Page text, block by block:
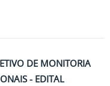
DE MONITORIA
- EDITAL